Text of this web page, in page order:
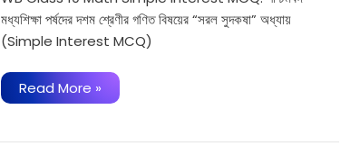
মধ্যশিক্ষা পর্ষদের দশম শ্রেণীর গণিত বিষয়ের “সরল সুদকষা” অধ্যায়
(Simple Interest MCQ)
সরল
সুদকষা-
MCQ
Read More »